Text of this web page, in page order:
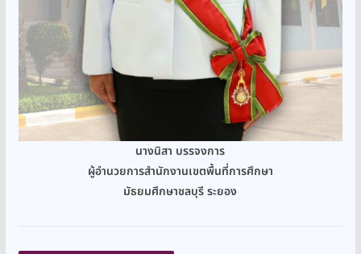
นางนิสา บรรจงการ
ผู้อำนวยการสำนักงานเขตพื้นที่การศึกษา
มัธยมศึกษาชลบุรี ระยอง